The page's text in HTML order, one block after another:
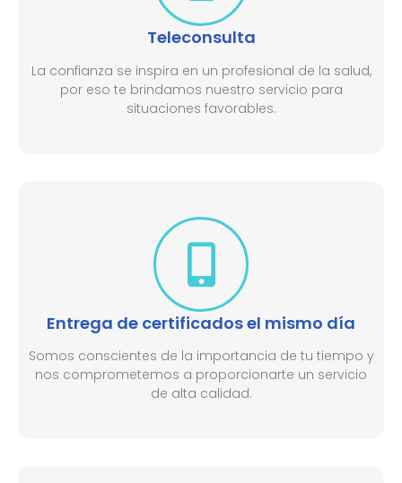
Teleconsulta
La confianza se inspira en un profesional de la salud,
por eso te brindamos nuestro servicio para
situaciones favorables.
Entrega de certificados el mismo día
Somos conscientes de la importancia de tu tiempo y
nos comprometemos a proporcionarte un servicio
de alta calidad.